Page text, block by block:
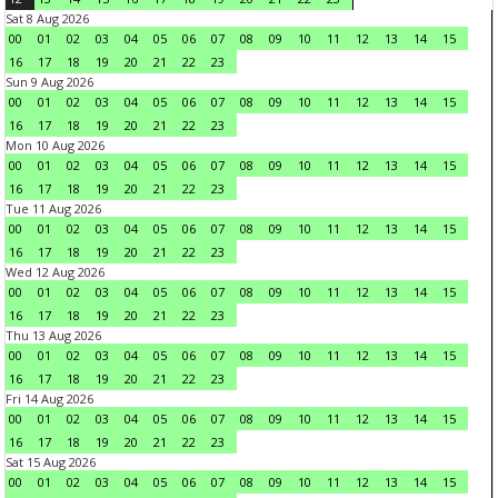
Sat 8 Aug 2026
00
01 02 03 04 05 06 07 08 09 10 11 12 13 14
15
16
17 18 19 20 21 22
23
Sun 9 Aug 2026
00
01 02 03 04 05 06 07 08 09 10 11 12 13 14
15
16
17 18 19 20 21 22
23
Mon 10 Aug 2026
00
01 02 03 04 05 06 07 08 09 10 11 12 13 14
15
16
17 18 19 20 21 22
23
Tue 11 Aug 2026
00
01 02 03 04 05 06 07 08 09 10 11 12 13 14
15
16
17 18 19 20 21 22
23
Wed 12 Aug 2026
00
01 02 03 04 05 06 07 08 09 10 11 12 13 14
15
16
17 18 19 20 21 22
23
Thu 13 Aug 2026
00
01 02 03 04 05 06 07 08 09 10 11 12 13 14
15
16
17 18 19 20 21 22
23
Fri 14 Aug 2026
00
01 02 03 04 05 06 07 08 09 10 11 12 13 14
15
16
17 18 19 20 21 22
23
Sat 15 Aug 2026
00
01 02 03 04 05 06 07 08 09 10 11 12 13 14
15